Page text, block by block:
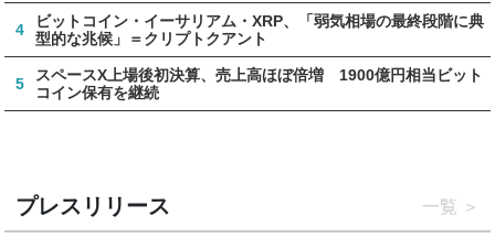
4
ビットコイン・イーサリアム・XRP、「弱気相場の最終段階に典
型的な兆候」＝クリプトクアント
5
スペースX上場後初決算、売上高ほぼ倍増 1900億円相当ビット
コイン保有を継続
プレスリリース 一覧